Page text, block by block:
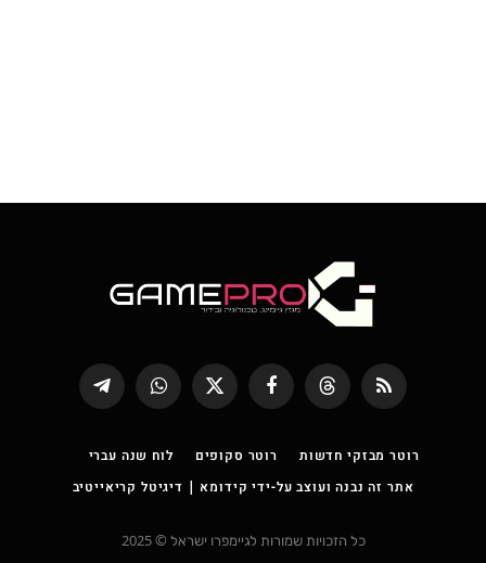
RSS
Threads פייסבוק
X
(טוויטר)
WhatsApp
Telegram
רוטר מבזקי חדשות רוטר סקופים
לוח שנה עברי
אתר זה נבנה ועוצב על-ידי קידומא | דיגיטל קריאייטיב
כל הזכויות שמורות לגיימפרו ישראל © 2025